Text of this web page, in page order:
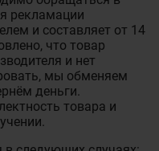
рекламации
и составляет от 14
что товар
и нет
мы обменяем
деньги.
товара и